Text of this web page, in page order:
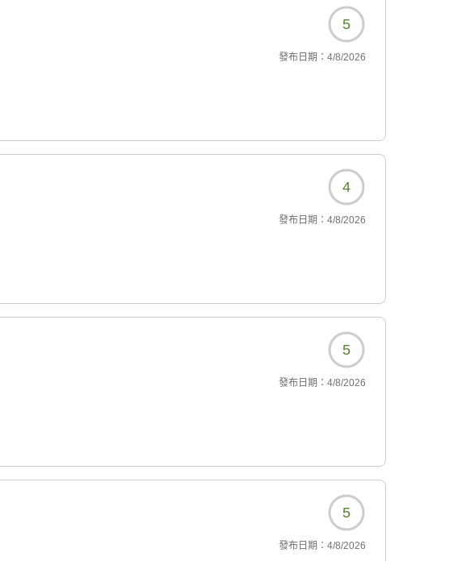
5
發布日期： 4/8/2026
4
發布日期： 4/8/2026
5
發布日期： 4/8/2026
5
發布日期： 4/8/2026